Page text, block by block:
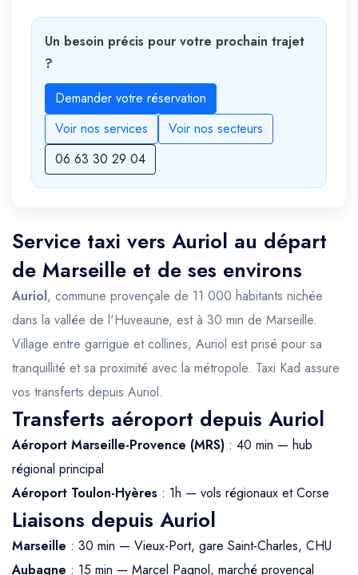
Un besoin précis pour votre prochain trajet
?
Demander votre réservation
Voir nos services
Voir nos secteurs
06 63 30 29 04
Service taxi vers Auriol au départ
de Marseille et de ses environs
Auriol, commune provençale de 11 000 habitants nichée
dans la vallée de l'Huveaune, est à 30 min de Marseille.
Village entre garrigue et collines, Auriol est prisé pour sa
tranquillité et sa proximité avec la métropole. Taxi Kad assure
vos transferts depuis Auriol.
Transferts aéroport depuis Auriol
Aéroport Marseille-Provence (MRS) : 40 min — hub
régional principal
Aéroport Toulon-Hyères : 1h — vols régionaux et Corse
Liaisons depuis Auriol
Marseille : 30 min — Vieux-Port, gare Saint-Charles, CHU
Aubagne : 15 min — Marcel Pagnol, marché provençal